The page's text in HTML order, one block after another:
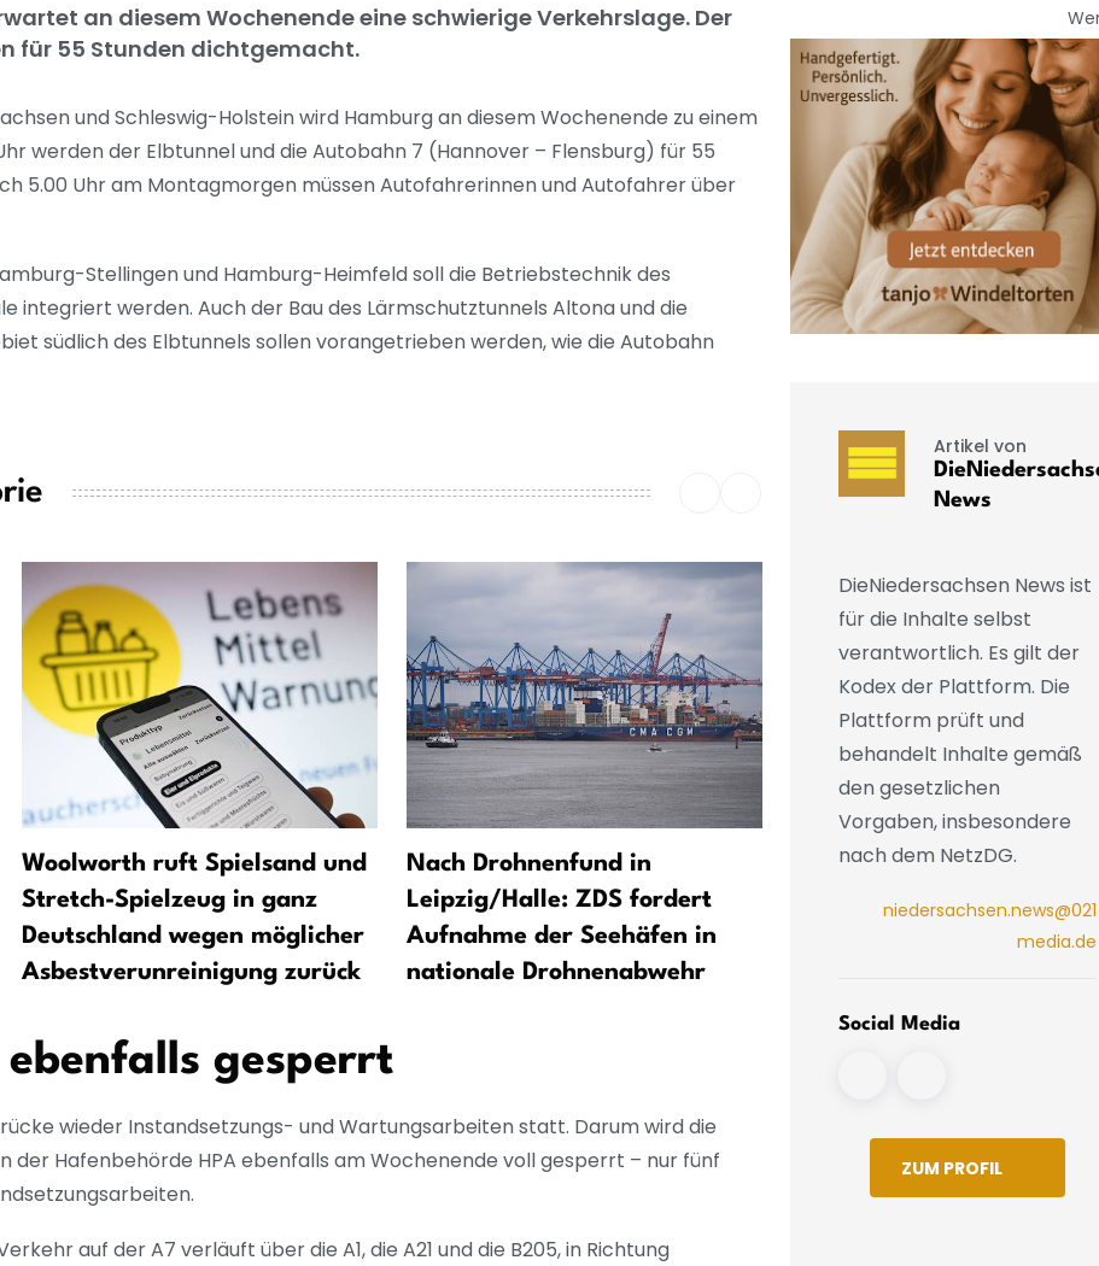
an diesem Wochenende eine schwierige Verkehrslage. Der
für 55 Stunden dichtgemacht.
und Schleswig-Holstein wird Hamburg an diesem Wochenende zu einem
werden der Elbtunnel und die Autobahn 7 (Hannover – Flensburg) für 55
5.00 Uhr am Montagmorgen müssen Autofahrerinnen und Autofahrer über
Stellingen und Hamburg-Heimfeld soll die Betriebstechnik des
integriert werden. Auch der Bau des Lärmschutztunnels Altona und die
südlich des Elbtunnels sollen vorangetrieben werden, wie die Autobahn
Woolworth ruft Spielsand und
Stretch-Spielzeug in ganz
Deutschland wegen möglicher
Asbestverunreinigung zurück
Nach Drohnenfund in
Leipzig/Halle: ZDS fordert
Aufnahme der Seehäfen in
nationale Drohnenabwehr
Wer liegt vorn? Nabu-
Umweltranking bei
Kreuzfahrtreedereien
gesperrt
wieder Instandsetzungs- und Wartungsarbeiten statt. Darum wird die
der Hafenbehörde HPA ebenfalls am Wochenende voll gesperrt – nur fünf
auf der A7 verläuft über die A1, die A21 und die B205, in Richtung
Artikel von
News
DieNiedersachsen News ist
für die Inhalte selbst
verantwortlich. Es gilt der
Kodex der Plattform. Die
Plattform prüft und
behandelt Inhalte gemäß
den gesetzlichen
Vorgaben, insbesondere
nach dem NetzDG.
niedersachsen.news@021
media.de
Social Media
ZUM PROFIL